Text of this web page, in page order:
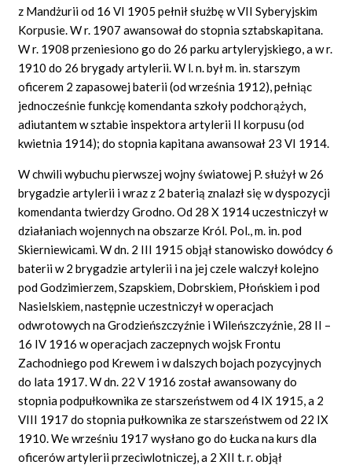
z Mandżurii od 16 VI 1905 pełnił służbę w VII Syberyjskim
Korpusie. W r. 1907 awansował do stopnia sztabskapitana.
W r. 1908 przeniesiono go do 26 parku artyleryjskiego, a w r.
1910 do 26 brygady artylerii. W l. n. był m. in. starszym
oficerem 2 zapasowej baterii (od września 1912), pełniąc
jednocześnie funkcję komendanta szkoły podchorążych,
adiutantem w sztabie inspektora artylerii II korpusu (od
kwietnia 1914); do stopnia kapitana awansował 23 VI 1914.
W chwili wybuchu pierwszej wojny światowej P. służył w 26
brygadzie artylerii i wraz z 2 baterią znalazł się w dyspozycji
komendanta twierdzy Grodno. Od 28 X 1914 uczestniczył w
działaniach wojennych na obszarze Król. Pol., m. in. pod
Skierniewicami. W dn. 2 III 1915 objął stanowisko dowódcy 6
baterii w 2 brygadzie artylerii i na jej czele walczył kolejno
pod Godzimierzem, Szapskiem, Dobrskiem, Płońskiem i pod
Nasielskiem, następnie uczestniczył w operacjach
odwrotowych na Grodzieńszczyźnie i Wileńszczyźnie, 28 II –
16 IV 1916 w operacjach zaczepnych wojsk Frontu
Zachodniego pod Krewem i w dalszych bojach pozycyjnych
do lata 1917. W dn. 22 V 1916 został awansowany do
stopnia podpułkownika ze starszeństwem od 4 IX 1915, a 2
VIII 1917 do stopnia pułkownika ze starszeństwem od 22 IX
1910. We wrześniu 1917 wysłano go do Łucka na kurs dla
oficerów artylerii przeciwlotniczej, a 2 XII t. r. objął